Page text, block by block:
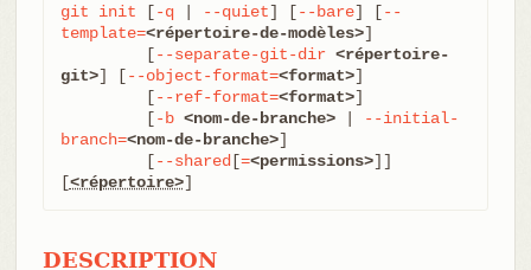
git init [-q | --quiet] [--bare] [--
template=<répertoire-de-modèles>]
	 [
--separate-git-dir <répertoire-
git>] [--object-format=<format>]
	 [
--ref-format=<format>]
	 [
-b <nom-de-branche> |
--initial-
branch=<nom-de-branche>]
	 [
--shared [=<permissions>]]
[<répertoire>]
DESCRIPTION